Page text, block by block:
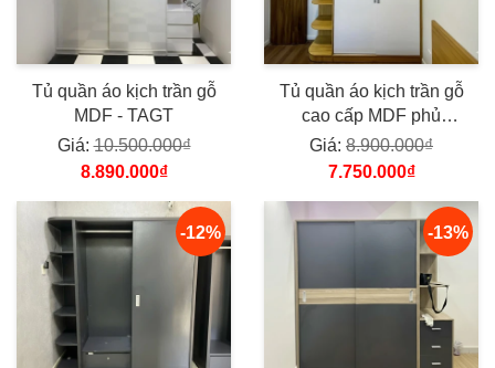
Tủ quần áo kịch trần gỗ
MDF - TAGT
Giá:10.500.000₫
8.890.000₫
Tủ quần áo kịch trần gỗ
cao cấp MDF phủ
Melamine TQAM01
Giá: 8.900.000₫
7.750.000₫
-12% -13%